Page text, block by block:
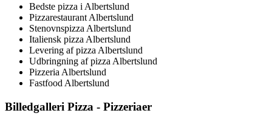
Bedste pizza i Albertslund
Pizzarestaurant Albertslund
Stenovnspizza Albertslund
Italiensk pizza Albertslund
Levering af pizza Albertslund
Udbringning af pizza Albertslund
Pizzeria Albertslund
Fastfood Albertslund
Billedgalleri Pizza - Pizzeriaer